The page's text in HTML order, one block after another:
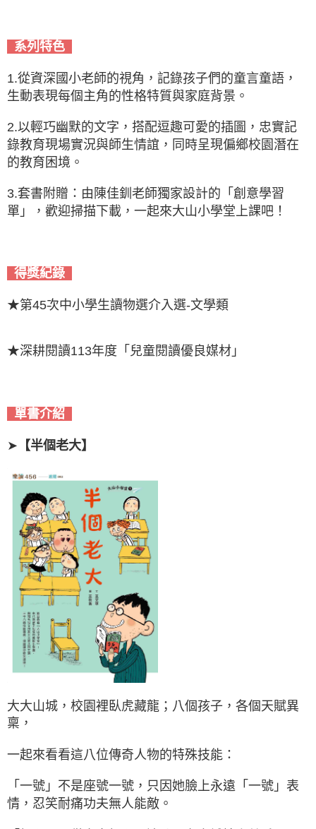
系列特色
1.從資深國小老師的視角，記錄孩子們的童言童語，
生動表現每個主角的性格特質與家庭背景。
2.以輕巧幽默的文字，搭配逗趣可愛的插圖，忠實記
錄教育現場實況與師生情誼，同時呈現偏鄉校園潛在
的教育困境。
3.套書附贈：由陳佳釧老師獨家設計的「創意學習
單」，歡迎掃描下載，一起來大山小學堂上課吧！
得獎紀錄
★第45次中小學生讀物選介入選-文學類
★深耕閱讀113年度「兒童閱讀優良媒材」
單書介紹
➤ 【半個老大】
大大山城，校園裡臥虎藏龍；八個孩子，各個天賦異
稟，
一起來看看這八位傳奇人物的特殊技能：
「一號」不是座號一號，只因她臉上永遠「一號」表
情，忍笑耐痛功夫無人能敵。